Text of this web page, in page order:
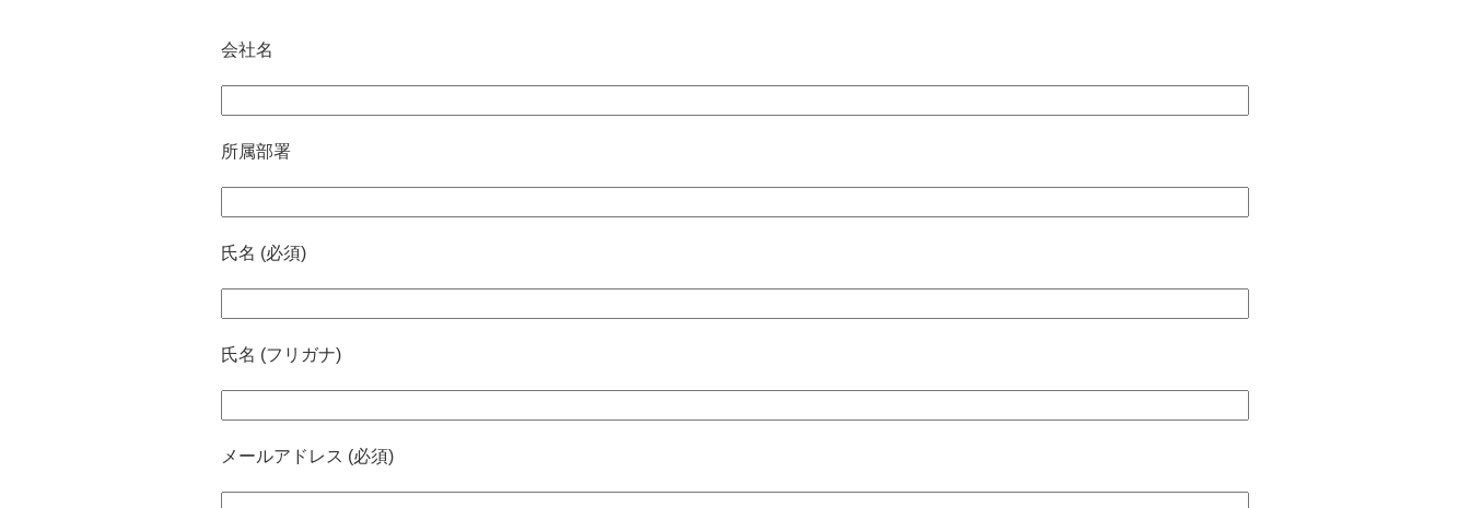
会社名
所属部署
氏名 (必須)
氏名 (フリガナ)
メールアドレス (必須)